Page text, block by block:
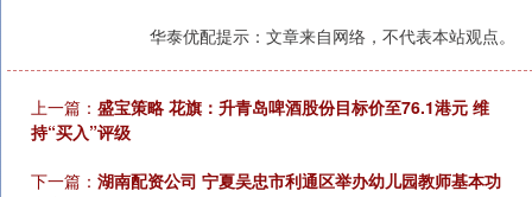
华泰优配提示：文章来自网络，不代表本站观点。
上一篇： 盛宝策略 花旗：升青岛啤酒股份目标价至76.1港元 维
持“买入”评级
下一篇： 湖南配资公司 宁夏吴忠市利通区举办幼儿园教师基本功